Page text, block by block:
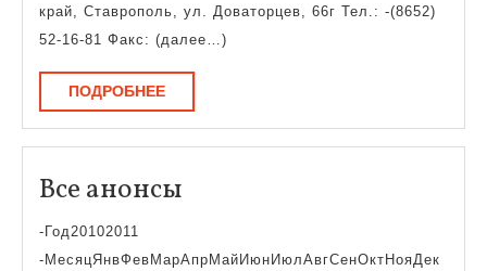
край, Ставрополь, ул. Доваторцев, 66г Тел.: -(8652)
52-16-81 Факс: (далее…)
ПОДРОБНЕЕПОДРОБНЕЕ
Все анонсы
-Год20102011
-МесяцЯнвФевМарАпрМайИюнИюлАвгСенОктНояДек